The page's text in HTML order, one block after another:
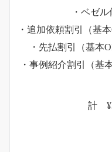
・ベゼ
・追加依頼割引（基
・先払割引（基本
・事例紹介割引（基
計